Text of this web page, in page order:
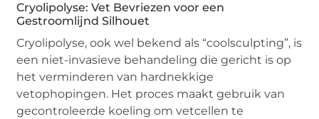
Cryolipolyse: Vet Bevriezen voor een
Gestroomlijnd Silhouet
Cryolipolyse, ook wel bekend als “coolsculpting”, is
een niet-invasieve behandeling die gericht is op
het verminderen van hardnekkige
vetophopingen. Het proces maakt gebruik van
gecontroleerde koeling om vetcellen te